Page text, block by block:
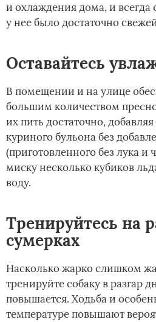
и охлаждения дома, и всегда
у нее было достаточно
Оставайтесь
В помещении и на улице
большим количеством
их пить достаточно,
куриного бульона без
(приготовленного без лука и
миску несколько кубиков
воду.
Тренируйтесь на
сумерках
Насколько жарко слишком
тренируйте собаку в разгар
повышается. Ходьба и
температуре повышают